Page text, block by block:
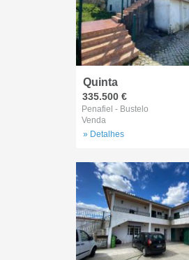
Quinta
335.500 €
Penafiel - Bustelo
Venda
» Detalhes